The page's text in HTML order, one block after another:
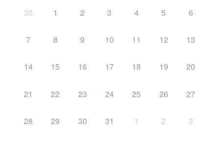
30
1 2 3 4 5 6
7 8 9 10 11 12 13
14 15 16 17 18 19 20
21 22 23 24 25 26 27
28 29 30 31 1 2 3